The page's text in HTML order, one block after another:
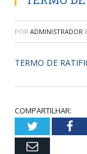
POR ADMINISTRADOR
TERMO DE
COMPARTILHAR:
Twitter
Email